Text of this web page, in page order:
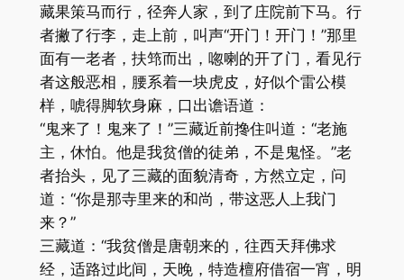
藏果策马而行，径奔人家，到了庄院前下马。行
者撇了行李，走上前，叫声“开门！开门！”那里
面有一老者，扶筇而出，唿喇的开了门，看见行
者这般恶相，腰系着一块虎皮，好似个雷公模
样，唬得脚软身麻，口出谵语道：
“鬼来了！鬼来了！”三藏近前搀住叫道：“老施
主，休怕。他是我贫僧的徒弟，不是鬼怪。”老
者抬头，见了三藏的面貌清奇，方然立定，问
道：“你是那寺里来的和尚，带这恶人上我门
来？”
三藏道：“我贫僧是唐朝来的，往西天拜佛求
经，适路过此间，天晚，特造檀府借宿一宵，明